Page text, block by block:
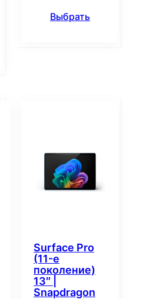
Выбрать
Surface Pro
(11-е
поколение)
13″ |
Snapdragon